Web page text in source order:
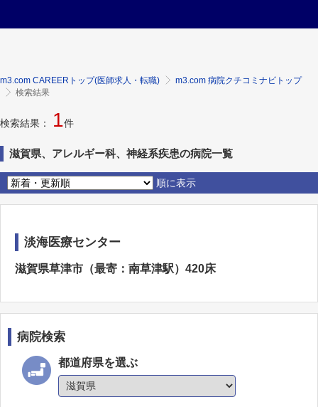
m3.com CAREERトップ(医師求人・転職)
m3.com 病院クチコミナビトップ
検索結果
検索結果： 1件
滋賀県、アレルギー科、神経系疾患の病院一覧
順に表示
淡海医療センター
滋賀県草津市（最寄：南草津駅）420床
病院検索
都道府県を選ぶ